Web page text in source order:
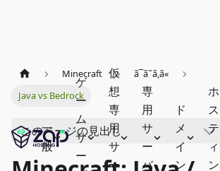
一
般
ゲ
ー
ム
サ
ー
仮
想
専
用
サ
ー
専
用
サ
ー
バ
ド
メ
イ
ン
ホ
ス
テ
ィ
ン
Minecraft
ã¯ã˜ã‚ã«
Java vs Bedrock
このページの見出し